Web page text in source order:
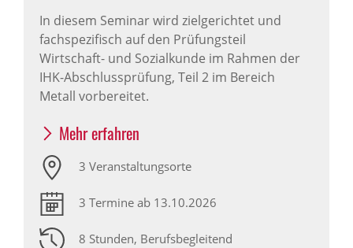
In diesem Seminar wird zielgerichtet und
fachspezifisch auf den Prüfungsteil
Wirtschaft- und Sozialkunde im Rahmen der
IHK-Abschlussprüfung, Teil 2 im Bereich
Metall vorbereitet.
Mehr erfahren
3 Veranstaltungsorte
3 Termine ab 13.10.2026
8 Stunden, Berufsbegleitend